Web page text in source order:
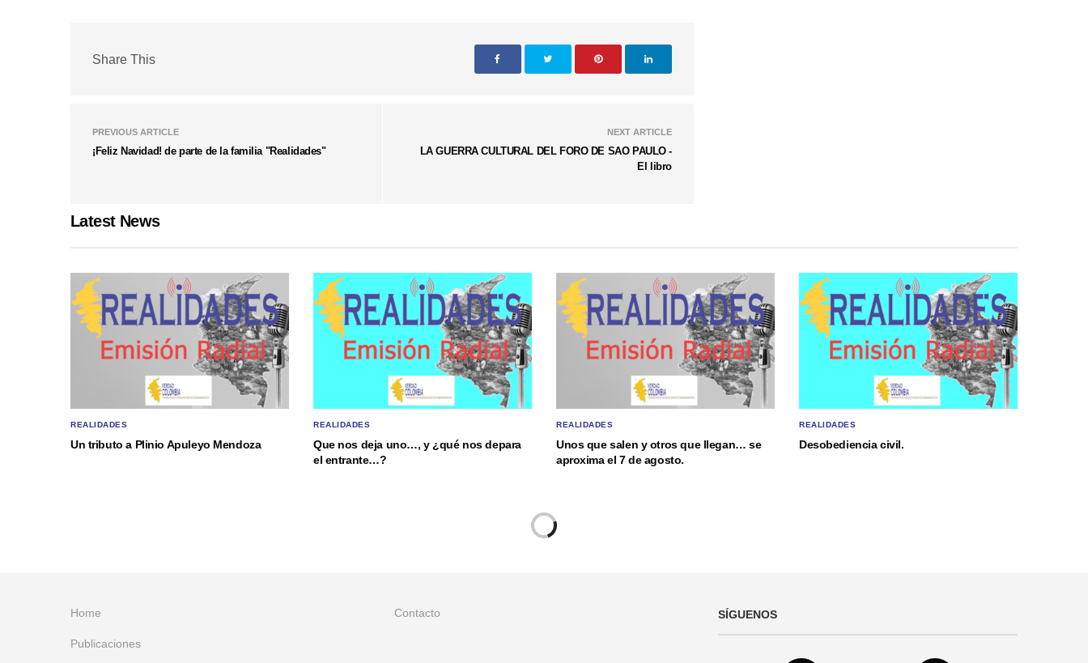
Share This
PREVIOUS ARTICLE
¡Feliz Navidad! de parte de la familia "Realidades"
NEXT ARTICLE
LA GUERRA CULTURAL DEL FORO DE SAO PAULO -
El libro
Latest News
REALIDADES
Un tributo a Plinio Apuleyo Mendoza
REALIDADES
Que nos deja uno…, y ¿qué nos depara
el entrante…?
REALIDADES
Unos que salen y otros que llegan… se
aproxima el 7 de agosto.
REALIDADES
Desobediencia civil.
Home
Publicaciones
Contacto SÍGUENOS